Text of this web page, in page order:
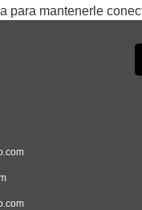
para mantenerle